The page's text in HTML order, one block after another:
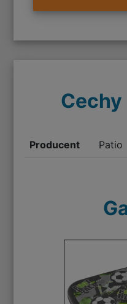
Producent Patio